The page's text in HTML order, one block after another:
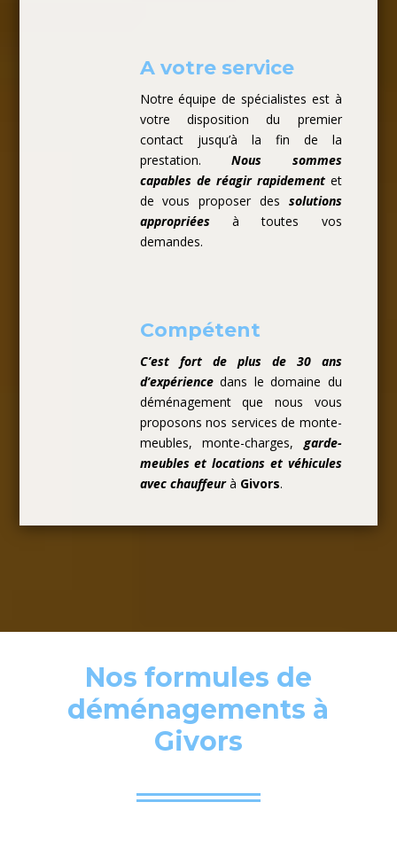
A votre service
Notre équipe de spécialistes est à
votre disposition du premier
contact jusqu’à la fin de la
prestation. Nous sommes
capables de réagir rapidementet
de vous proposer des solutions
appropriéesà toutes vos
demandes.
Compétent
C’est fort de plus de 30 ans
d’expériencedans le domaine du
déménagement que nous vous
proposons nos services de monte-
meubles, monte-charges,garde-
meubles et locations et véhicules
avec chauffeurà Givors.
Nos formules de
déménagements à
Givors